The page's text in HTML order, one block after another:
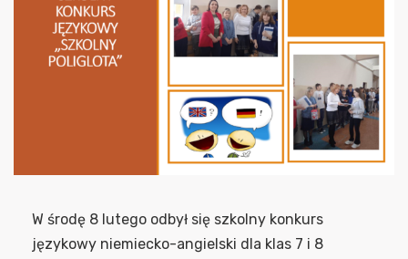
W środę 8 lutego odbył się szkolny konkurs
językowy niemiecko-angielski dla klas 7 i 8